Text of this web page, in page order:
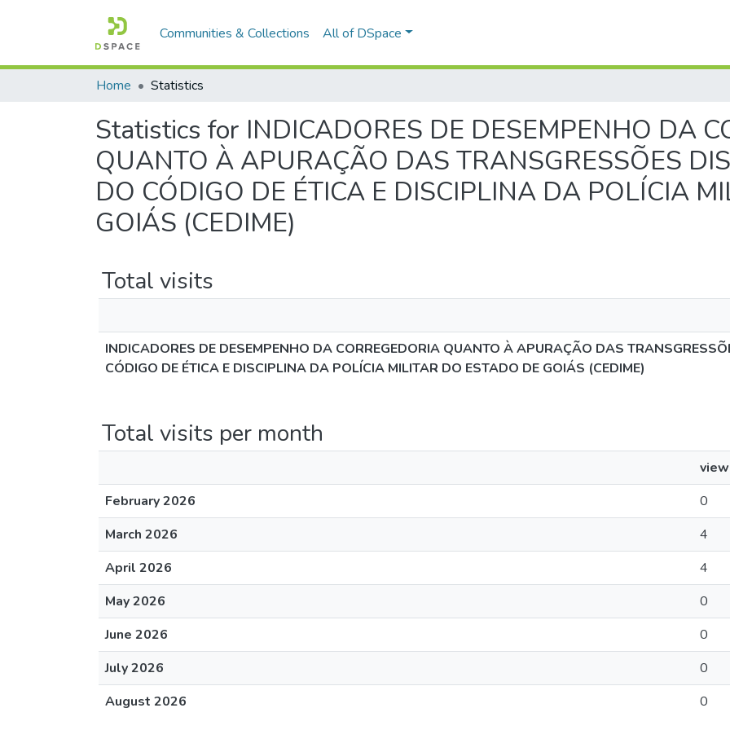
Communities & Collections All of DSpace
Home Statistics
Statistics for INDICADORES DE DESEMPENHO DA
QUANTO À APURAÇÃO DAS TRANSGRESSÕES
DO CÓDIGO DE ÉTICA E DISCIPLINA DA POLÍCIA
GOIÁS (CEDIME)
Total visits
INDICADORES DE DESEMPENHO DA CORREGEDORIA QUANTO À APURAÇÃO DAS
CÓDIGO DE ÉTICA E DISCIPLINA DA POLÍCIA MILITAR DO ESTADO DE GOIÁS (CEDIME)
Total visits per month
February 2026
0
March 2026
4
April 2026
4
May 2026
0
June 2026
0
July 2026
0
August 2026
0